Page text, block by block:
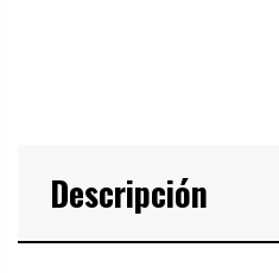
Descripción